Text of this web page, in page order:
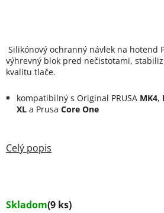
Skladom(9 ks)
Silikónový ochranný návlek na hotend
výhrevný blok pred nečistotami,
kvalitu tlače.
kompatibilný s Original PRUSA MK4,
XL a Prusa Core One